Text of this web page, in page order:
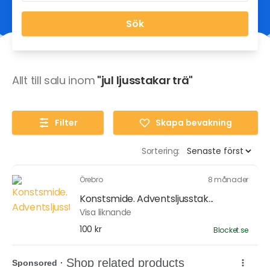
Sök
Allt till salu inom "jul ljusstakar trä"
Filter Skapa bevakning
Sortering:
Örebro 8 månader
Konstsmide. Adventsljusstak...
Visa liknande
100 kr
Blocket.se